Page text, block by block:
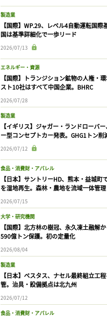
製造業
【国際】WP.29、レベル4自動運転国際
国は基準詳細化で一歩リード
2026/07/13
エネルギー・資源
【国際】トランジション鉱物の人権・
スト10社はすべて中国企業。BHRC
2026/07/28
製造業
【イギリス】ジャガー・ランドローバ
ー型コンセプトカー発表。GHG1トン削
2026/07/12
食品・消費財・アパレル
【日本】サントリーHD、熊本・益城町
を湿地再生。森林・農地を流域一体管理
2026/07/15
大学・研究機関
【国際】北方林の樹冠、永久凍土融解
590億トン保護。初の定量化
2026/08/04
製造業
【日本】ベスタス、ナセル最終組立工
管。治具・設備拠点は北九州
2026/07/12
食品・消費財・アパレル